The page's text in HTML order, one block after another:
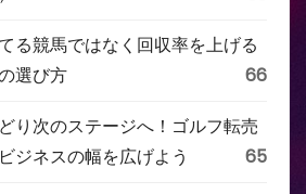
る競馬ではなく回収率を上げる
選び方
66
り次のステージへ！ゴルフ転売
ジネスの幅を広げよう
65